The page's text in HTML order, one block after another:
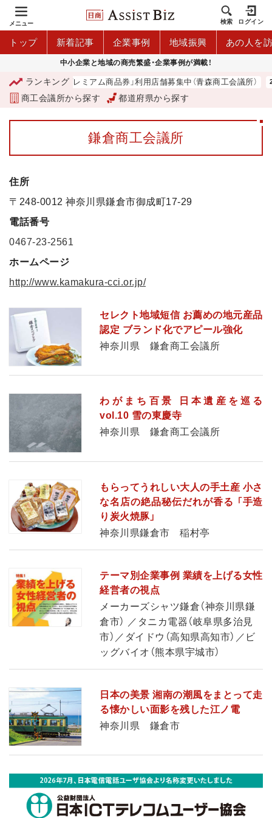
メニュー 検索 ログイン
トップ 新着記事 企業事例 地域振興 あの人を
中小企業と地域の商売繁盛・企業事例が満載！
ランキング
「青森市プレミアム商品券」利用店舗募集中（青森商工会議所）
商工会議所から探す 都道府県から探す
鎌倉商工会議所
住所
〒248-0012 神奈川県鎌倉市御成町17-29
電話番号
0467-23-2561
ホームページ
http://www.kamakura-cci.or.jp/
セレクト地域短信 お薦めの地元産品
認定 ブランド化でアピール強化
神奈川県 鎌倉商工会議所
わがまち百景 日本遺産を巡る
vol.10 雪の東慶寺
神奈川県 鎌倉商工会議所
もらってうれしい大人の手土産 小さ
な名店の絶品秘伝だれが香る 「手造
り炭火焼豚」
神奈川県鎌倉市 稲村亭
テーマ別企業事例 業績を上げる女性
経営者の視点
メーカーズシャツ鎌倉（神奈川県鎌
倉市） ／タニカ電器（岐阜県多治見
市）／ダイドウ（高知県高知市）／ビ
ッグバイオ（熊本県宇城市）
日本の美景 湘南の潮風をまとって走
る懐かしい面影を残した江ノ電
神奈川県 鎌倉市